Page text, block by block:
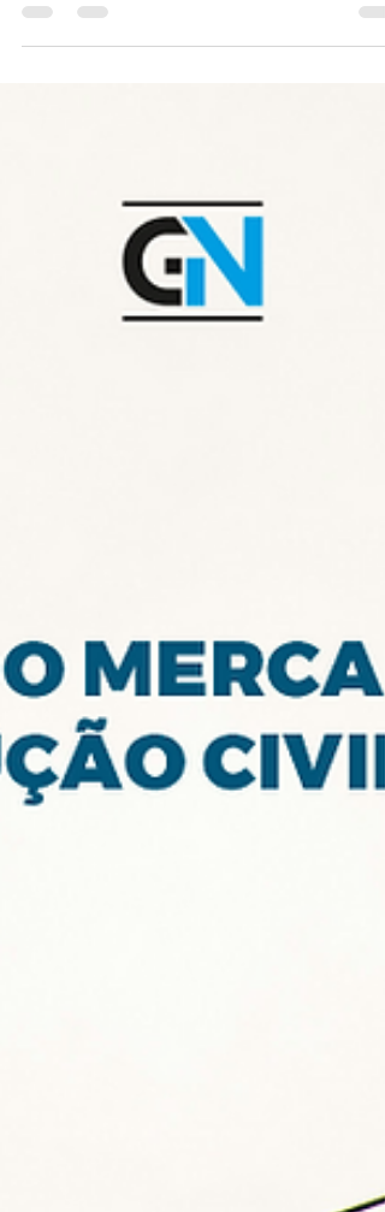
tecnologia da construção civil,...